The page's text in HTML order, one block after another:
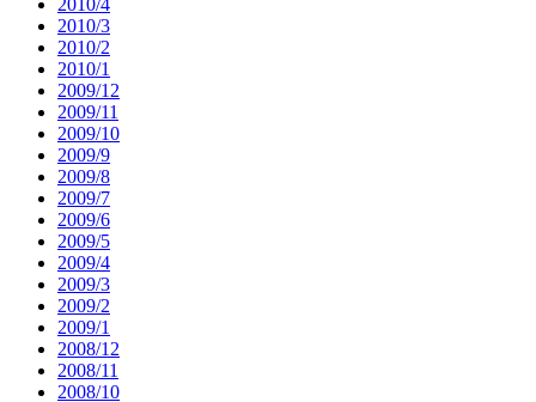
2010/3
2010/2
2010/1
2009/12
2009/11
2009/10
2009/9
2009/8
2009/7
2009/6
2009/5
2009/4
2009/3
2009/2
2009/1
2008/12
2008/11
2008/10